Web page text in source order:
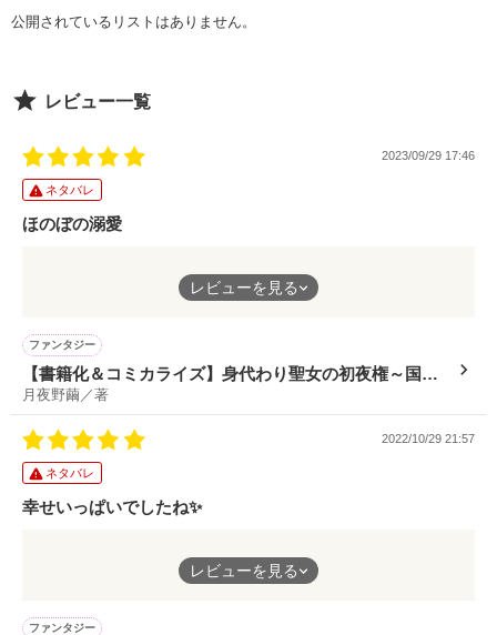
公開されているリストはありません。
レビュー一覧
2023/09/29 17:46
ネタバレ
ほのぼの溺愛
マリアーナの性格に好感がもてて、かわいいと思いながら読めま
した。ヴォルフも獣のときも人化のときも愛らしいところがとて
のぼの、モフモフにもほのぼの、溺愛もいい感じで幸せ感を感じ
られました〜。
レビューを見る
ファンタジー
【書籍化＆コミカライズ】身代わり聖女の初夜権～国外
追放されたわたし、なぜかもふもふの聖獣様に溺愛され
ています～
月夜野繭／著
2022/10/29 21:57
ネタバレ
幸せいっぱいでしたね✨
ヒーローからヒロインへの溺愛が優しく、微笑ましかったです。
ヒーローの傷痕は痛ましかったですが、それを温かく受け入れる
るなど、ヒロインの存在がヒーローだけでなくその周囲の人達に
レビューを見る
ファンタジー